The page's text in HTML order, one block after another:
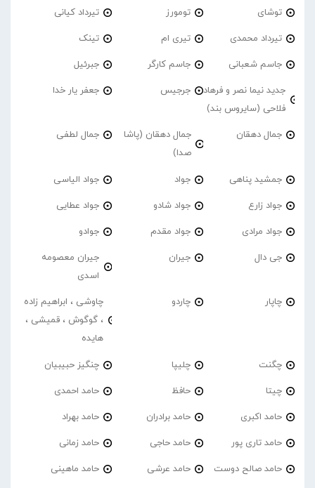
توشای تومورز تیرداد کیانی
تیرداد محمدی تیری ام تینک
جاسم شعبانی جاسم کارگر جبرئیل
جدید نیما نصر و فرهاد
فلاحی (سایروس بند)
جرجیس جعفر یار خدا
جمال دهقان
جمال دهقان (پاشا
صدا)
جمال لطفی
جمشید پناهی جواد جواد الیاسی
جواد زارع جواد شادو جواد عطایی
جواد مرادی جواد مقدم جوادو
جی دال جیران
جیران معصومه
اسدی
چاپار چاردو
چاوشی ، ابراهیم زاده
، گوگوش ، قمیشی ،
هایده
چگنت چلیپا چنگیز حبیبیان
چیتا حافظ حامد احمدی
حامد اکبری حامد برادران حامد بهراد
حامد تاری پور حامد حاجی حامد زمانی
حامد صالح دوست حامد عرشی حامد ماهینی